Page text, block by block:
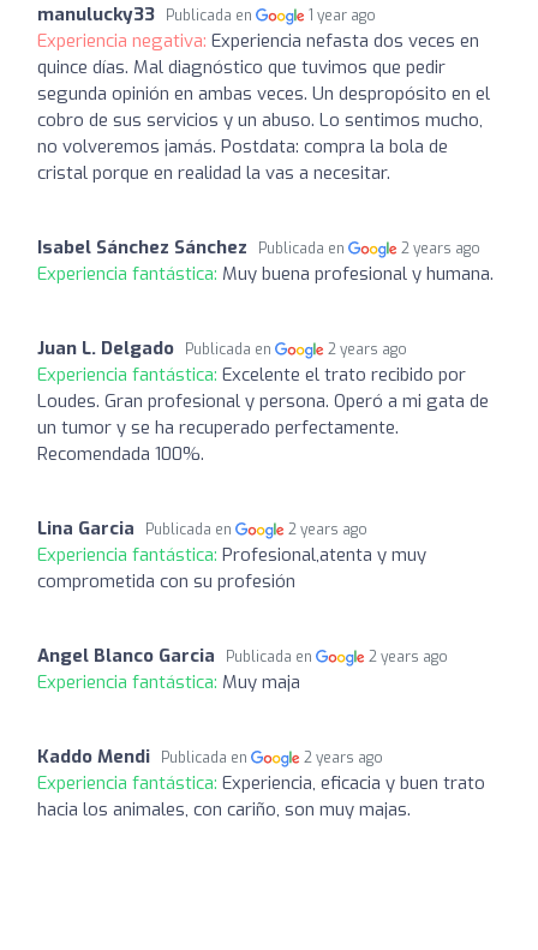
manulucky33 Publicada en 1 year ago
Experiencia negativa: Experiencia nefasta dos veces en
quince días. Mal diagnóstico que tuvimos que pedir
segunda opinión en ambas veces. Un despropósito en el
cobro de sus servicios y un abuso. Lo sentimos mucho,
no volveremos jamás. Postdata: compra la bola de
cristal porque en realidad la vas a necesitar.
Isabel Sánchez Sánchez Publicada en 2 years ago
Experiencia fantástica: Muy buena profesional y humana.
Juan L. Delgado Publicada en 2 years ago
Experiencia fantástica: Excelente el trato recibido por
Loudes. Gran profesional y persona. Operó a mi gata de
un tumor y se ha recuperado perfectamente.
Recomendada 100%.
Lina Garcia Publicada en 2 years ago
Experiencia fantástica: Profesional,atenta y muy
comprometida con su profesión
Angel Blanco Garcia Publicada en 2 years ago
Experiencia fantástica: Muy maja
Kaddo Mendi Publicada en 2 years ago
Experiencia fantástica: Experiencia, eficacia y buen trato
hacia los animales, con cariño, son muy majas.